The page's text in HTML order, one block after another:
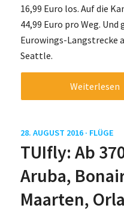
16,99 Euro los. Auf die
44,99 Euro pro Weg.
Eurowings-Langstrecke
Seattle.
Weiterlesen
28. AUGUST 2016 · FLÜGE
TUIfly: Ab
Aruba,
Maarten,